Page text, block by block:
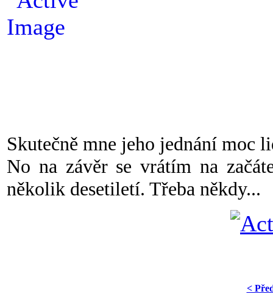
Skutečně mne jeho jednání moc
No na závěr se vrátím na
několik desetiletí. Třeba někdy...
<